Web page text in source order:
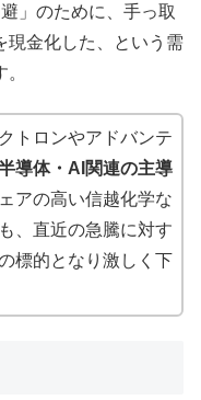
」のために、手っ取
現金化した、という需
トロンやアドバンテ
導体・AI関連の主導
アの高い信越化学な
、直近の急騰に対す
標的となり激しく下